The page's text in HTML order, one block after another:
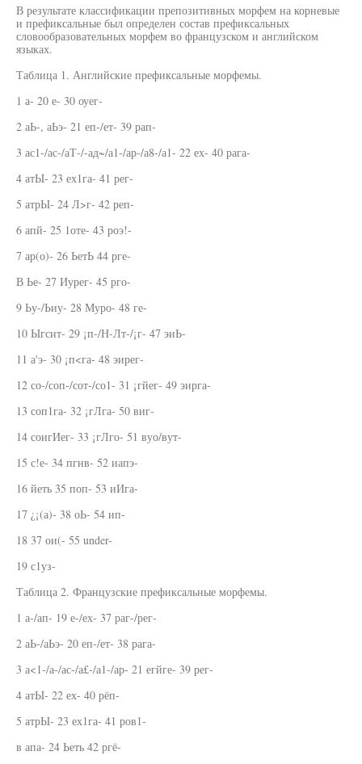
В результате классификации препозитивных морфем на корневые
и префиксальные был определен состав префиксальных
словообразовательных морфем во французском и английском
языках.
Таблица 1. Английские префиксальные морфемы.
1 а- 20 е- 30 оуег-
2 аЬ-, аЬэ- 21 еп-/ет- 39 рап-
3 ас1-/ас-/аТ-/-ад~/а1-/ар-/а8-/а1- 22 ех- 40 рага-
4 атЫ- 23 ех1га- 41 рег-
5 атрЫ- 24 Л>г- 42 реп-
6 апй- 25 1оте- 43 роэ!-
7 ар(о)- 26 ЬетЬ 44 рге-
В Ье- 27 Иурег- 45 рго-
9 Ьу-/Ьиу- 28 Муро- 48 ге-
10 Ыгсит- 29 ¡п-/Н-Лт-/¡г- 47 эиЬ-
11 а'э- 30 ¡п<га- 48 эирег-
12 со-/соп-/сот-/со1- 31 ¡гйег- 49 эирга-
13 соп1га- 32 ¡гЛга- 50 виг-
14 соигИег- 33 ¡гЛго- 51 вуо/вут-
15 с!е- 34 пгнв- 52 иапэ-
16 йеть 35 поп- 53 иИга-
17 ¿¡(а)- 38 оЬ- 54 ип-
18 37 ои(- 55 under-
19 с1уз-
Таблица 2. Французские префиксальные морфемы.
1 а-/ап- 19 е-/ех- 37 раг-/рег-
2 аЬ-/аЬэ- 20 еп-/ет- 38 рага-
3 а<1-/а-/ас-/а£-/а1-/ар- 21 егйге- 39 рег-
4 атЫ- 22 ех- 40 рёп-
5 атрЫ- 23 ех1га- 41 ров1-
в апа- 24 Ьеть 42 ргё-